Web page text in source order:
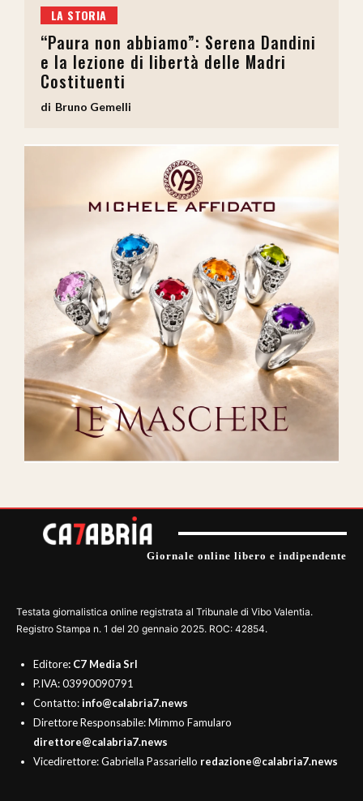
LA STORIA
“Paura non abbiamo”: Serena Dandini
e la lezione di libertà delle Madri
Costituenti
Bruno Gemelli
Giornale online libero e indipendente
Testata giornalistica online registrata al Tribunale di Vibo Valentia.
Registro Stampa n. 1 del 20 gennaio 2025. ROC: 42854.
Editore: C7 Media Srl
P.IVA: 03990090791
Contatto:info@calabria7.news
Direttore Responsabile: Mimmo Famularo
direttore@calabria7.news
Vicedirettore: Gabriella Passariello redazione@calabria7.news